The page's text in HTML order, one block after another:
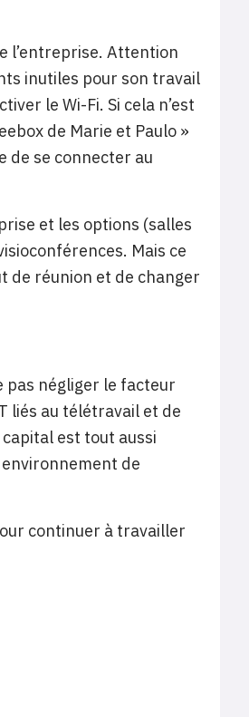
l’entreprise. Attention
inutiles pour son travail
le Wi-Fi. Si cela n’est
de Marie et Paulo »
de se connecter au
et les options (salles
Mais ce
de réunion et de changer
pas négliger le facteur
liés au télétravail et de
est tout aussi
de
continuer à travailler